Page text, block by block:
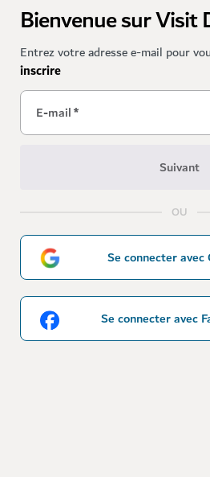
Bienvenue sur Visit
Entrez votre adresse e-mail pour
inscrire
E-mail*
Suivant
OU
Se connecter avec
Se connecter avec